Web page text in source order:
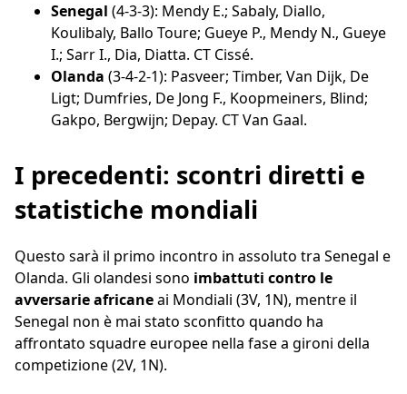
Senegal (4-3-3): Mendy E.; Sabaly, Diallo,
Koulibaly, Ballo Toure; Gueye P., Mendy N., Gueye
I.; Sarr I., Dia, Diatta. CT Cissé.
Olanda (3-4-2-1): Pasveer; Timber, Van Dijk, De
Ligt; Dumfries, De Jong F., Koopmeiners, Blind;
Gakpo, Bergwijn; Depay. CT Van Gaal.
I precedenti: scontri diretti e
statistiche mondiali
Questo sarà il primo incontro in assoluto tra Senegal e
Olanda. Gli olandesi sono imbattuti contro le
avversarie africaneai Mondiali (3V, 1N), mentre il
Senegal non è mai stato sconfitto quando ha
affrontato squadre europee nella fase a gironi della
competizione (2V, 1N).